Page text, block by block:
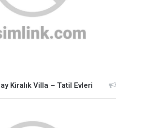
Kiralık Villa – Tatil Evleri